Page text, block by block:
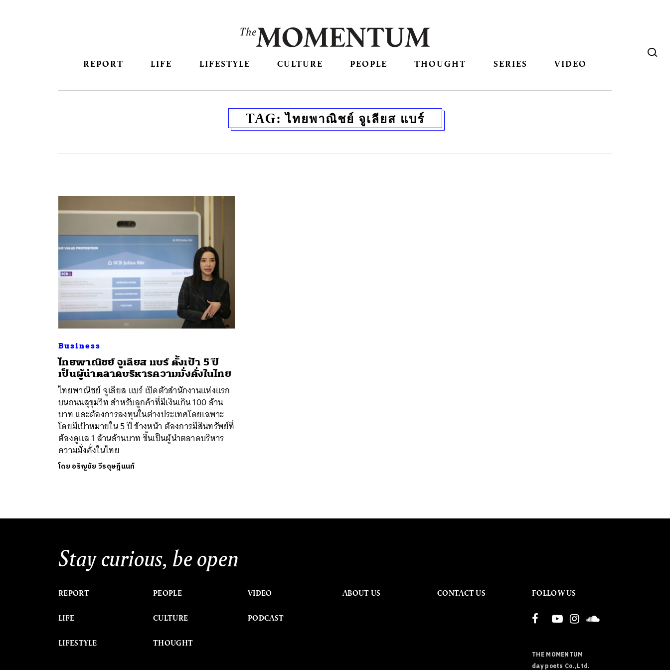
REPORT LIFE LIFESTYLE CULTURE PEOPLE THOUGHT SERIES VIDEO
TAG:ไทยพาณิชย์ จูเลียส แบร์
Business
ไทยพาณิชย์ จูเลียส แบร์ ตั้งเป้า 5 ปี
เป็นผู้นำตลาดบริหารความมั่งคั่งในไทย
ไทยพาณิชย์ จูเลียส แบร์ เปิดตัวสำนักงานแห่งแรก
บนถนนสุขุมวิท สำหรับลูกค้าที่มีเงินเกิน 100 ล้าน
บาท และต้องการลงทุนในต่างประเทศโดยเฉพาะ
โดยมีเป้าหมายใน 5 ปี ข้างหน้า ต้องการมีสินทรัพย์ที่
ต้องดูแล 1 ล้านล้านบาท ขึ้นเป็นผู้นำตลาดบริหาร
ความมั่งคั่งในไทย
โดย อริญชัย วีรดุษฎีนนท์
Stay curious, be open
REPORT
LIFE
LIFESTYLE
PEOPLE
CULTURE
THOUGHT
VIDEO
PODCAST
ABOUT US CONTACT US FOLLOW US
THE MOMENTUM
day poets Co.,Ltd.
ค้นหา